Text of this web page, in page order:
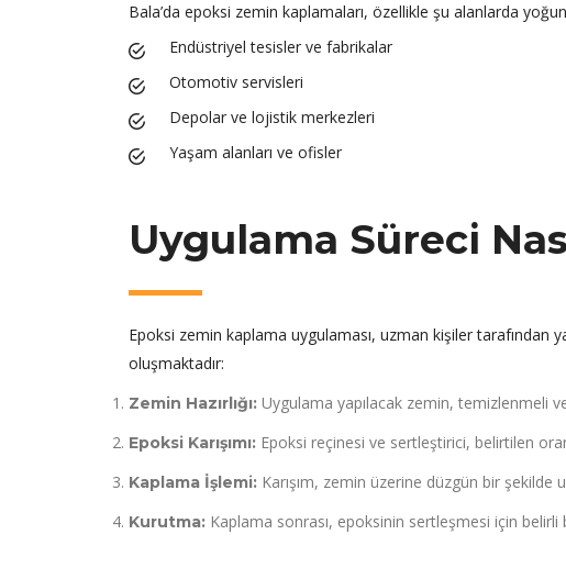
Bala’da epoksi zemin kaplamaları, özellikle şu alanlarda
Endüstriyel tesisler ve fabrikalar
Otomotiv servisleri
Depolar ve lojistik merkezleri
Yaşam alanları ve ofisler
Uygulama Süreci
Epoksi zemin kaplama uygulaması, uzman kişiler tarafından
oluşmaktadır:
Zemin Hazırlığı: Uygulama yapılacak zemin, temizlenmeli
Epoksi Karışımı: Epoksi reçinesi ve sertleştirici, belirtilen
Kaplama İşlemi: Karışım, zemin üzerine düzgün bir şekilde
Kurutma: Kaplama sonrası, epoksinin sertleşmesi için belirli